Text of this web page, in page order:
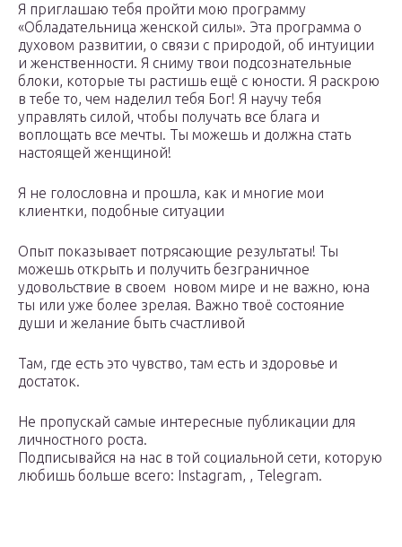
Я приглашаю тебя пройти мою программу
«Обладательница женской силы». Эта программа о
духовом развитии, о связи с природой, об интуиции
и женственности. Я сниму твои подсознательные
блоки, которые ты растишь ещё с юности. Я раскрою
в тебе то, чем наделил тебя Бог! Я научу тебя
управлять силой, чтобы получать все блага и
воплощать все мечты. Ты можешь и должна стать
настоящей женщиной!
Я не голословна и прошла, как и многие мои
клиентки, подобные ситуации
Опыт показывает потрясающие результаты! Ты
можешь открыть и получить безграничное
удовольствие в своем новом мире и не важно, юна
ты или уже более зрелая. Важно твоё состояние
души и желание быть счастливой
Там, где есть это чувство, там есть и здоровье и
достаток.
Не пропускай самые интересные публикации для
личностного роста.
Подписывайся на нас в той социальной сети, которую
любишь больше всего: Instagram, , Telegram.